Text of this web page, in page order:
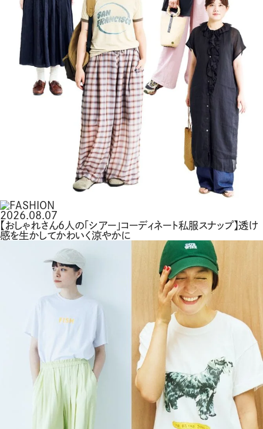
2026.08.07
【おしゃれさん6人の「シアー」コーディネート私服スナップ】透け
感を生かしてかわいく涼やかに